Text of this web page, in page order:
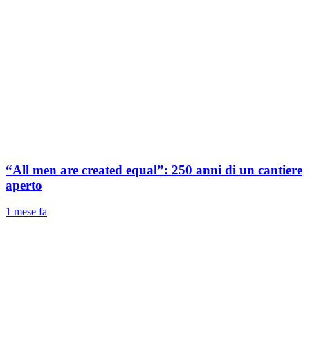
“All men are created equal”: 250 anni di un cantiere
aperto
1 mese fa